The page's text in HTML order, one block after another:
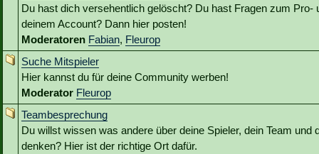
Du hast dich versehentlich gelöscht? Du hast Fragen zum Pro-
deinem Account? Dann hier posten!
Moderatoren Fabian, Fleurop
Suche Mitspieler
Hier kannst du für deine Community werben!
Moderator Fleurop
Teambesprechung
Du willst wissen was andere über deine Spieler, dein Team und
denken? Hier ist der richtige Ort dafür.